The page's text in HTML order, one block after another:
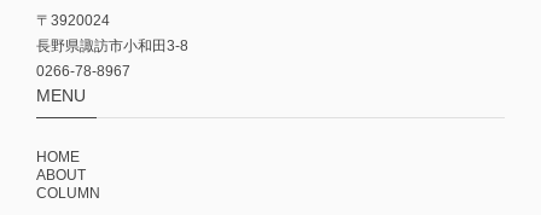
〒3920024
長野県諏訪市小和田3-8
0266-78-8967
MENU
HOME
ABOUT
COLUMN